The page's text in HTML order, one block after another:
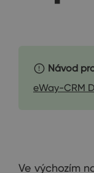
Návod
eWay-CRM
Ve výchozím